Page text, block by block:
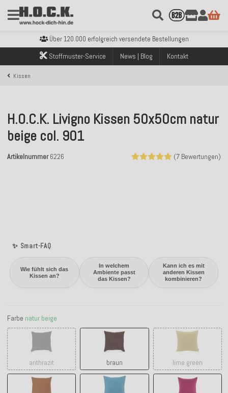
Über 120.000 erfolgreich versendete Bestellungen
Sicher bezahlen mit Klarna, PayPal & Amazon Pay
Kostenloser Versand innerhalb Deutschlands ab 99€ Bestellwert
Über 120.000 erfolgreich versendete Bestellungen
Stoffmuster-Service News | Blog Kontakt
Kissen
✨ Smart-FAQ
Wie fühlt sich das
Kissen an?
In welchem
Ambiente passt
das Kissen?
Kann ich es mit
anderen Kissen
kombinieren?
H.O.C.K. Livigno Kissen 50x50cm natur
beige col. 901
(7 Bewertungen)
Artikelnummer 6226
Farbe natur beige
anthrazit
anthrazit
braun
braun
lime green
lime green
caramel hellblau fuchsia